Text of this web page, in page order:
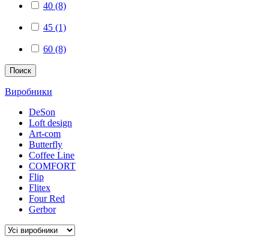
40 (8)
45 (1)
60 (8)
Поиск
Виробники
DeSon
Loft design
Art-com
Butterfly
Coffee Line
COMFORT
Flip
Flitex
Four Red
Gerbor